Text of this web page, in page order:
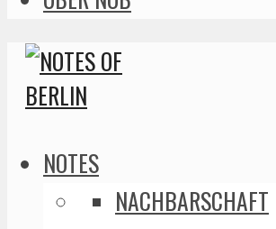
NOTES
NACHBARSCHAFT